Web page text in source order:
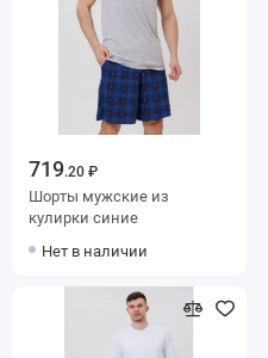
719.20 ₽
Шорты мужские из
кулирки синие
Нет в наличии